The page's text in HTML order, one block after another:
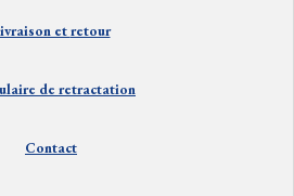
etretour
de retractation
Contact